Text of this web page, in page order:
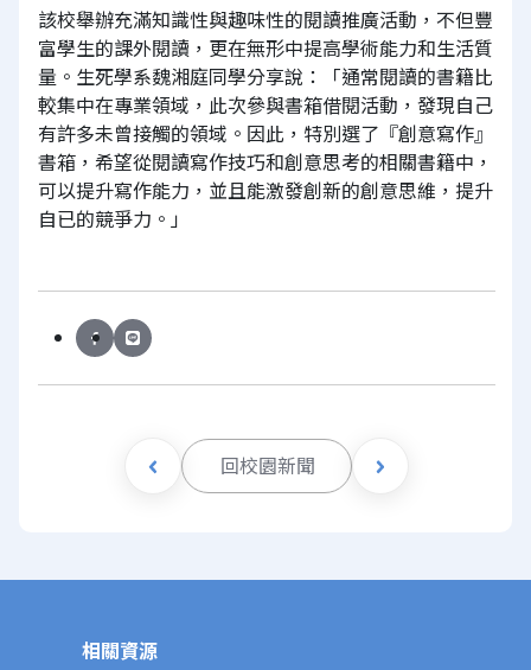
該校舉辦充滿知識性與趣味性的閱讀推廣活動，不但豐
富學生的課外閱讀，更在無形中提高學術能力和生活質
量。生死學系魏湘庭同學分享說：「通常閱讀的書籍比
較集中在專業領域，此次參與書箱借閱活動，發現自己
有許多未曾接觸的領域。因此，特別選了『創意寫作』
書箱，希望從閱讀寫作技巧和創意思考的相關書籍中，
可以提升寫作能力，並且能激發創新的創意思維，提升
自已的競爭力。」
回校園新聞
相關資源